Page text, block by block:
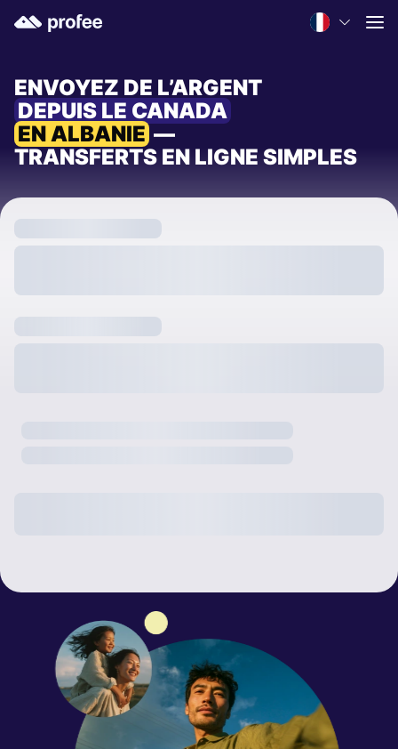
ENVOYEZ DE L’ARGENT
DEPUIS LE CANADA
EN ALBANIE —
TRANSFERTS EN LIGNE SIMPLES